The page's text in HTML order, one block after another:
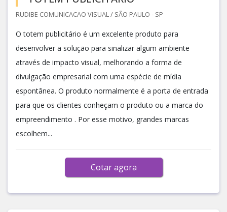
RUDIBE COMUNICACAO VISUAL / SÃO PAULO - SP
O totem publicitário é um excelente produto para
desenvolver a solução para sinalizar algum ambiente
através de impacto visual, melhorando a forma de
divulgação empresarial com uma espécie de mídia
espontânea. O produto normalmente é a porta de entrada
para que os clientes conheçam o produto ou a marca do
empreendimento . Por esse motivo, grandes marcas
escolhem...
Cotar agora